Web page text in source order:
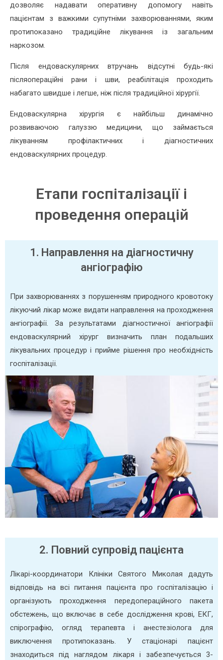
дозволяє надавати оперативну допомогу навіть
пацієнтам з важкими супутніми захворюваннями, яким
протипоказано традиційне лікування із загальним
наркозом.
Після ендоваскулярних втручань відсутні будь-які
післяопераційні рани і шви, реабілітація проходить
набагато швидше і легше, ніж після традиційної хірургії.
Ендоваскулярна хірургія є найбільш динамічно
розвиваючою галуззю медицини, що займається
лікуванням профілактичних і діагностичних
ендоваскулярних процедур.
Етапи госпіталізації і
проведення операцій
1. Направлення на діагностичну
ангіографію
При захворюваннях з порушенням природного кровотоку
лікуючий лікар може видати направлення на проходження
ангіографії. За результатами діагностичної ангіографії
ендоваскулярний хірург визначить план подальших
лікувальних процедур і прийме рішення про необхідність
госпіталізації.
2. Повний супровід пацієнта
Лікарі-координатори Клініки Святого Миколая дадуть
відповідь на всі питання пацієнта про госпіталізацію і
організують проходження передопераційного пакета
обстежень, що включає в себе дослідження крові, ЕКГ,
спірографію, огляд терапевта і анестезіолога для
виключення протипоказань. У стаціонарі пацієнт
знаходиться під наглядом лікаря і забезпечується 3-